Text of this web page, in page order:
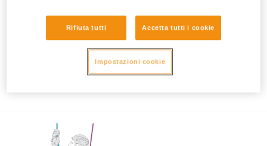
Utilizzo di ASAP e ASAP LOCK con forte
Rifiuta tutti Accetta tutti i cookie
Impostazioni cookie